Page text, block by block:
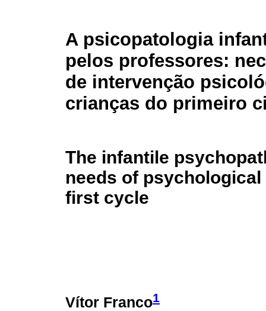
A psicopatologia
pelos professores:
de intervenção
crianças do primeiro
The infantile
needs of
first cycle
Vítor Franco1